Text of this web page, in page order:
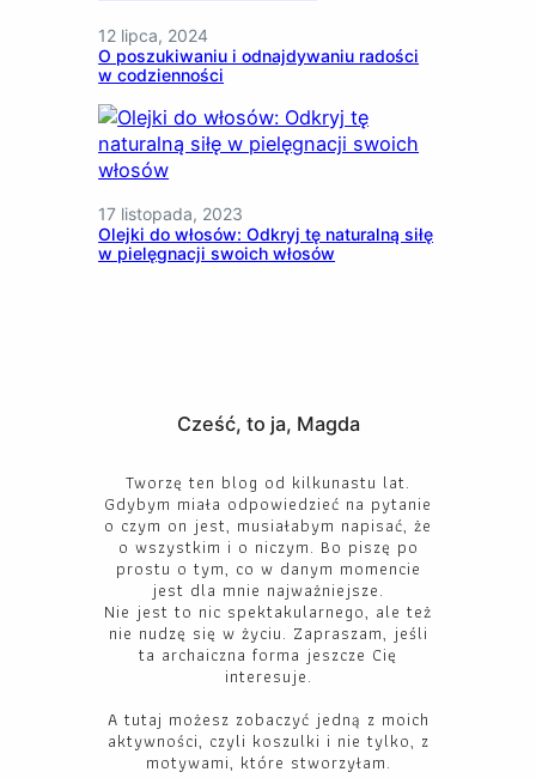
12 lipca, 2024
O poszukiwaniu i odnajdywaniu radości
w codzienności
17 listopada, 2023
Olejki do włosów: Odkryj tę naturalną siłę
w pielęgnacji swoich włosów
Cześć, to ja, Magda
Tworzę ten blog od kilkunastu lat.
Gdybym miała odpowiedzieć na pytanie
o czym on jest, musiałabym napisać, że
o wszystkim i o niczym. Bo piszę po
prostu o tym, co w danym momencie
jest dla mnie najważniejsze.
Nie jest to nic spektakularnego, ale też
nie nudzę się w życiu. Zapraszam, jeśli
ta archaiczna forma jeszcze Cię
interesuje.
A tutaj możesz zobaczyć jedną z moich
aktywności, czyli koszulki i nie tylko, z
motywami, które stworzyłam.